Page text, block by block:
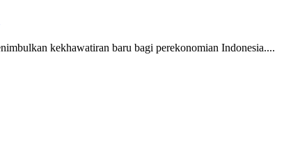
kekhawatiran baru bagi perekonomian Indonesia....